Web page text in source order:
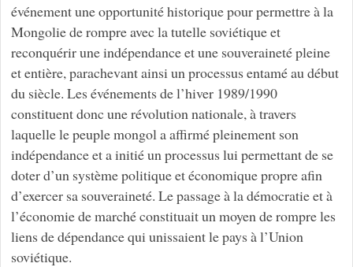
événement une opportunité historique pour permettre à la
Mongolie de rompre avec la tutelle soviétique et
reconquérir une indépendance et une souveraineté pleine
et entière, parachevant ainsi un processus entamé au début
du siècle. Les événements de l’hiver 1989/1990
constituent donc une révolution nationale, à travers
laquelle le peuple mongol a affirmé pleinement son
indépendance et a initié un processus lui permettant de se
doter d’un système politique et économique propre afin
d’exercer sa souveraineté. Le passage à la démocratie et à
l’économie de marché constituait un moyen de rompre les
liens de dépendance qui unissaient le pays à l’Union
soviétique.